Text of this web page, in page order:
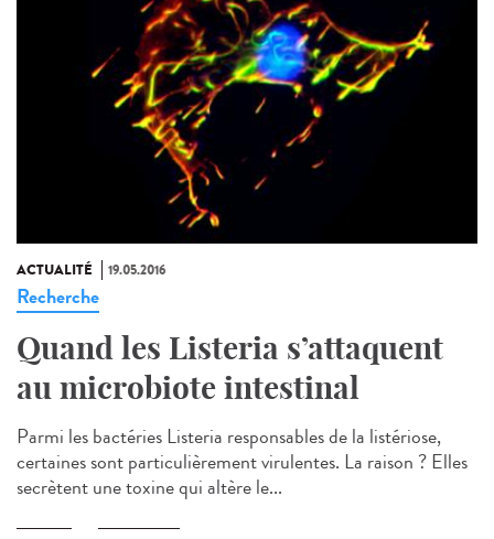
ACTUALITÉ 19.05.2016
Recherche
Quand les Listeria s’attaquent
au microbiote intestinal
Parmi les bactéries Listeria responsables de la listériose,
certaines sont particulièrement virulentes. La raison ? Elles
secrètent une toxine qui altère le...